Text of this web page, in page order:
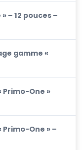
– 12 pouces –
gamme «
One »
One » –